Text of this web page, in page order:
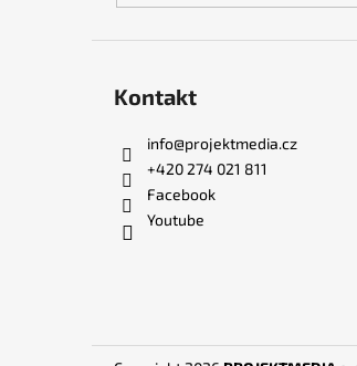
Kontakt
info@projektmedia.cz
+420 274 021 811
Facebook
Youtube